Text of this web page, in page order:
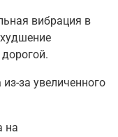
вибрация в
из-за увеличенного
на